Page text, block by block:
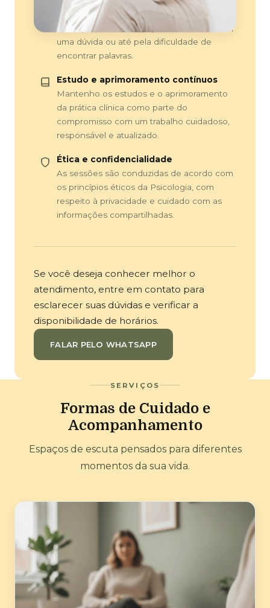
tudo antes da sessão. O atendimento pode
começar por uma situação, um sentimento,
uma dúvida ou até pela dificuldade de
encontrar palavras.
Estudo e aprimoramento contínuos
Mantenho os estudos e o aprimoramento
da prática clínica como parte do
compromisso com um trabalho cuidadoso,
responsável e atualizado.
Ética e confidencialidade
As sessões são conduzidas de acordo com
os princípios éticos da Psicologia, com
respeito à privacidade e cuidado com as
informações compartilhadas.
Se você deseja conhecer melhor o
atendimento, entre em contato para
esclarecer suas dúvidas e verificar a
disponibilidade de horários.
FALAR PELO WHATSAPP
SERVIÇOS
Formas de Cuidado e
Acompanhamento
Espaços de escuta pensados para diferentes
momentos da sua vida.